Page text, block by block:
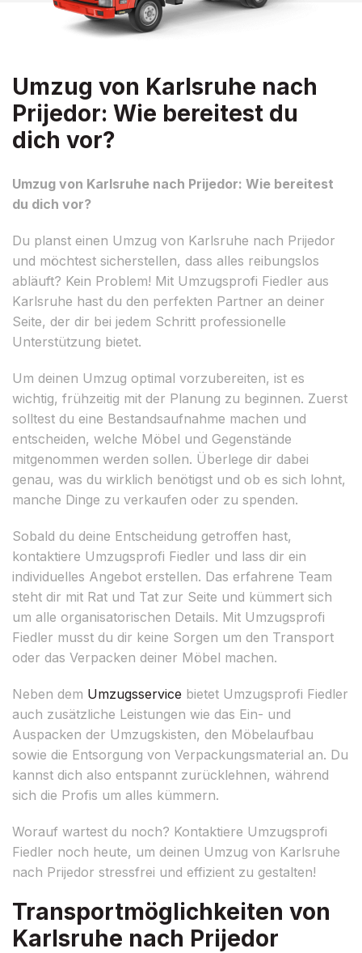
Umzug von Karlsruhe nach
Prijedor: Wie bereitest du
dich vor?
Umzug von Karlsruhe nach Prijedor: Wie bereitest
du dich vor?
Du planst einen Umzug von Karlsruhe nach Prijedor
und möchtest sicherstellen, dass alles reibungslos
abläuft? Kein Problem! Mit Umzugsprofi Fiedler aus
Karlsruhe hast du den perfekten Partner an deiner
Seite, der dir bei jedem Schritt professionelle
Unterstützung bietet.
Um deinen Umzug optimal vorzubereiten, ist es
wichtig, frühzeitig mit der Planung zu beginnen. Zuerst
solltest du eine Bestandsaufnahme machen und
entscheiden, welche Möbel und Gegenstände
mitgenommen werden sollen. Überlege dir dabei
genau, was du wirklich benötigst und ob es sich lohnt,
manche Dinge zu verkaufen oder zu spenden.
Sobald du deine Entscheidung getroffen hast,
kontaktiere Umzugsprofi Fiedler und lass dir ein
individuelles Angebot erstellen. Das erfahrene Team
steht dir mit Rat und Tat zur Seite und kümmert sich
um alle organisatorischen Details. Mit Umzugsprofi
Fiedler musst du dir keine Sorgen um den Transport
oder das Verpacken deiner Möbel machen.
Neben dem Umzugsservice bietet Umzugsprofi Fiedler
auch zusätzliche Leistungen wie das Ein- und
Auspacken der Umzugskisten, den Möbelaufbau
sowie die Entsorgung von Verpackungsmaterial an. Du
kannst dich also entspannt zurücklehnen, während
sich die Profis um alles kümmern.
Worauf wartest du noch? Kontaktiere Umzugsprofi
Fiedler noch heute, um deinen Umzug von Karlsruhe
nach Prijedor stressfrei und effizient zu gestalten!
Transportmöglichkeiten von
Karlsruhe nach Prijedor